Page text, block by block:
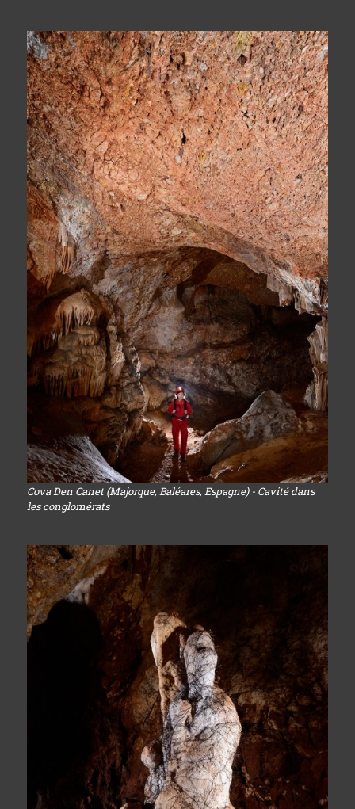
Cova Den Canet (Majorque, Baléares, Espagne) - Cavité dans
les conglomérats